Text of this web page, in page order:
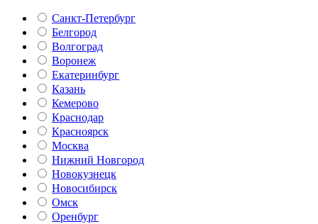
Санкт-Петербург
Белгород
Волгоград
Воронеж
Екатеринбург
Казань
Кемерово
Краснодар
Красноярск
Москва
Нижний Новгород
Новокузнецк
Новосибирск
Омск
Оренбург